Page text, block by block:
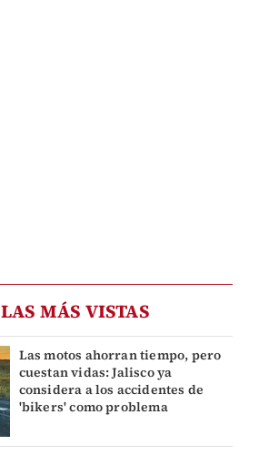
LAS MÁS VISTAS
Las motos ahorran tiempo, pero
cuestan vidas: Jalisco ya
considera a los accidentes de
'bikers' como problema